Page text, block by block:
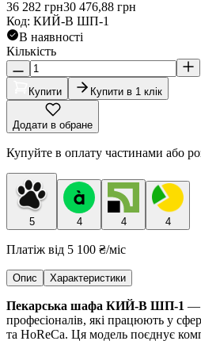
36 282 грн30 476,88 грн
Код: КИЙ-В ШП-1
В наявності
Кількість
Купити Купити в 1 клік
Додати в обране
Купуйте в оплату частинами або
5 4 4 4
Платіж від 5 100 ₴/міс
Опис Характеристики
Пекарська шафа КИЙ-В ШП-1 —
професіоналів, які працюють у
та HoReCa. Ця модель поєднує